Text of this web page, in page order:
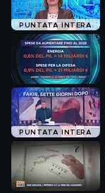
PUNTATA INTERA
PUNTATA INTERA